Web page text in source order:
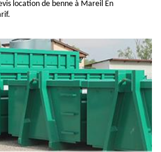
location de benne à Mareil En